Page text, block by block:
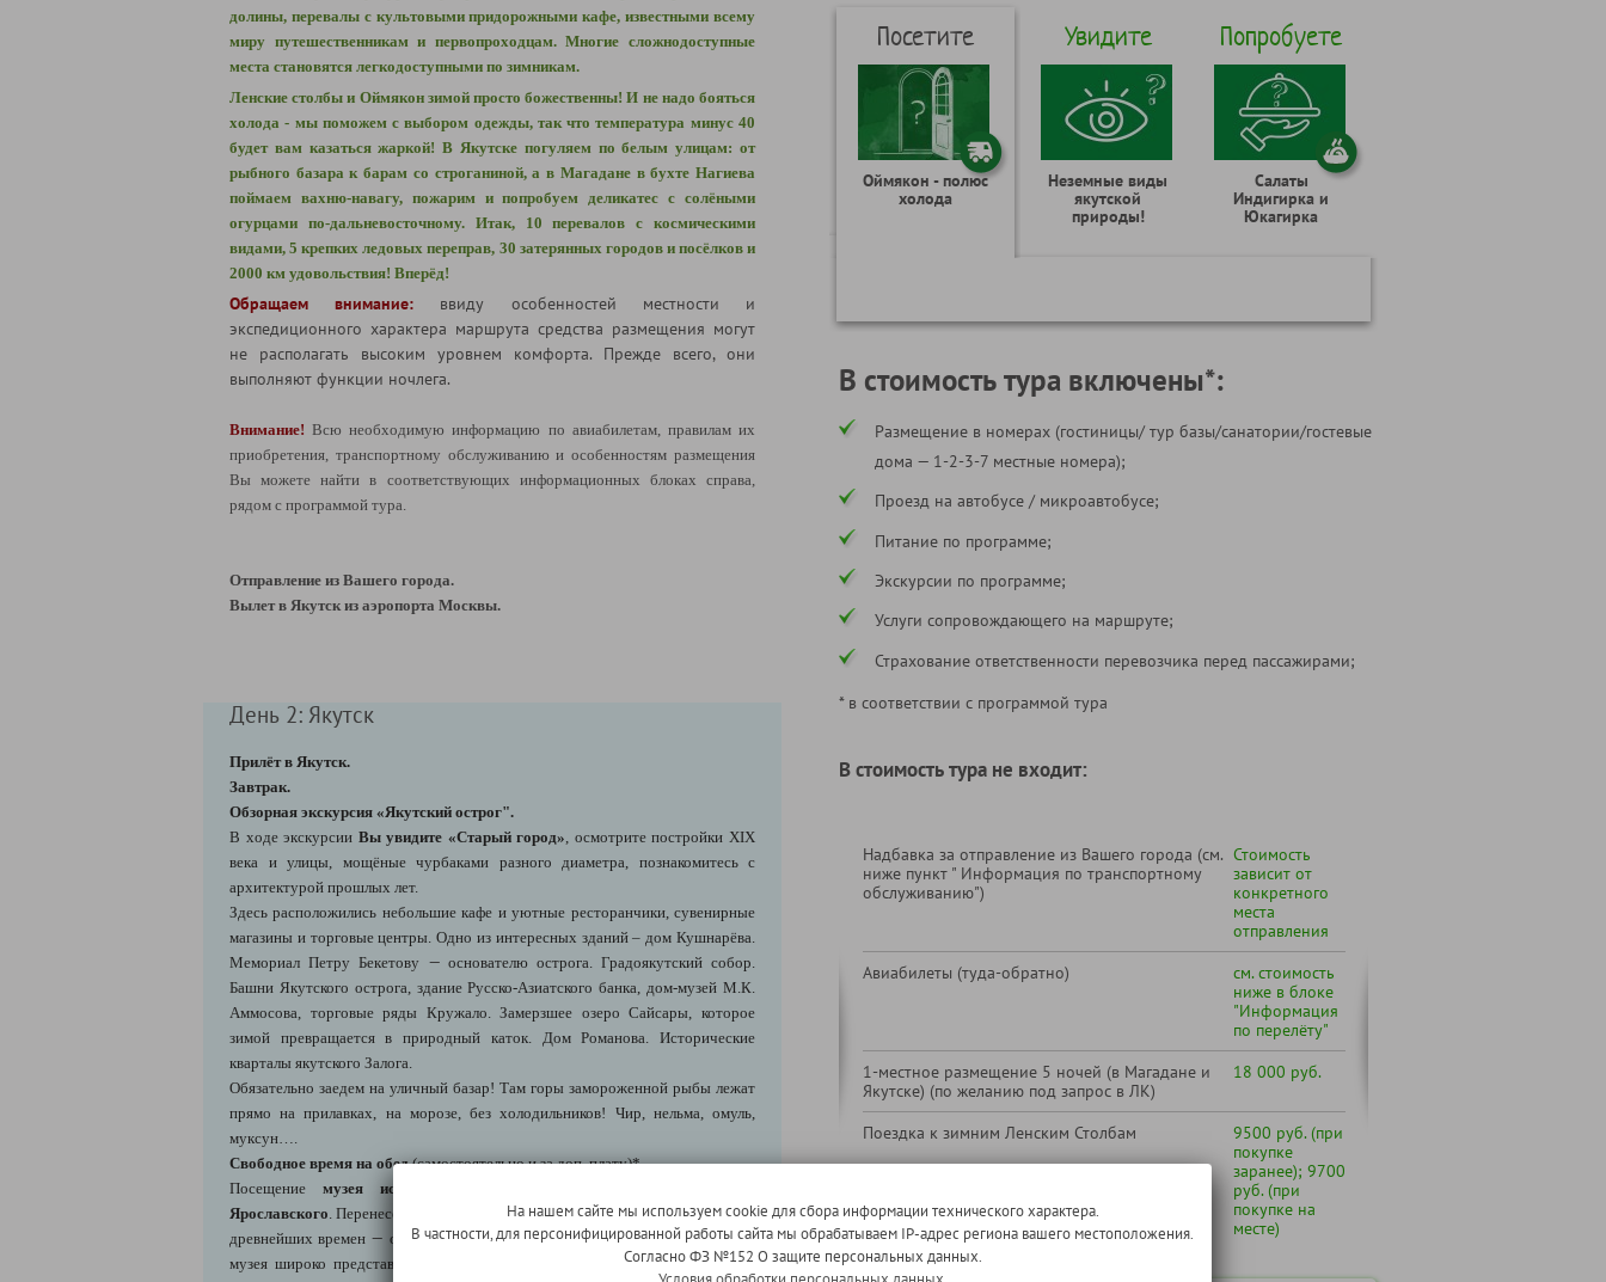
долины, перевалы с культовыми придорожными кафе, известными всему
миру путешественникам и первопроходцам. Многие сложнодоступные
места становятся легкодоступными по зимникам.
Ленские столбы и Оймякон зимой просто божественны! И не надо бояться
холода - мы поможем с выбором одежды, так что температура минус 40
будет вам казаться жаркой! В Якутске погуляем по белым улицам: от
рыбного базара к барам со строганиной, а в Магадане в бухте Нагиева
поймаем вахню-навагу, пожарим и попробуем деликатес с солёными
огурцами по-дальневосточному. Итак, 10 перевалов с космическими
видами, 5 крепких ледовых переправ, 30 затерянных городов и посёлков и
2000 км удовольствия! Вперёд!
Обращаем внимание: ввиду особенностей местности и
экспедиционного характера маршрута средства размещения могут
не располагать высоким уровнем комфорта. Прежде всего, они
выполняют функции ночлега.
Внимание! Всю необходимую информацию по авиабилетам, правилам их
приобретения, транспортному обслуживанию и особенностям размещения
Вы можете найти в соответствующих информационных блоках справа,
рядом с программой тура.
Отправление из Вашего города.
Вылет в Якутск из аэропорта Москвы.
День 2: Якутск
Прилёт в Якутск.
Завтрак.
Обзорная экскурсия «Якутский острог".
В ходе экскурсии Вы увидите «Старый город» , осмотрите постройки XIX
века и улицы, мощёные чурбаками разного диаметра, познакомитесь с
архитектурой прошлых лет.
Здесь расположились небольшие кафе и уютные ресторанчики, сувенирные
магазины и торговые центры. Одно из интересных зданий – дом Кушнарёва.
Мемориал Петру Бекетову — основателю острога. Градоякутский собор.
Башни Якутского острога, здание Русско-Азиатского банка, дом-музей М.К.
Аммосова, торговые ряды Кружало. Замерзшее озеро Сайсары, которое
зимой превращается в природный каток. Дом Романова. Исторические
кварталы якутского Залога.
Обязательно заедем на уличный базар! Там горы замороженной рыбы лежат
прямо на прилавках, на морозе, без холодильников! Чир, нельма, омуль,
муксун….
Свободное время на обед(самостоятельно и за доп. плату)*
Посещение музея истории и культуры народов севера им. Е.
Ярославского . Перенесемся вглубь веков, чтобы узнать об истории Якутии с
древнейших времен — от эпохи палеолита до современности. В экспозиции
музея широко представлена природа края, животный и растительный мир
Посетите
Оймякон - полюс
холода
Увидите
Неземные виды
якутской
природы!
Попробуете
Салаты
Индигирка и
Юкагирка
В стоимость тура включены*:
Размещение в номерах (гостиницы/ тур базы/санатории/гостевые
дома — 1-2-3-7 местные номера);
Проезд на автобусе / микроавтобусе;
Питание по программе;
Экскурсии по программе;
Услуги сопровождающего на маршруте;
Страхование ответственности перевозчика перед пассажирами;
* в соответствии с программой тура
В стоимость тура не входит:
Надбавка за отправление из Вашего города (см.
ниже пункт " Информация по транспортному
обслуживанию")
Стоимость
зависит от
конкретного
места
отправления
Авиабилеты (туда-обратно)
см. стоимость
ниже в блоке
"Информация
по перелёту"
1-местное размещение 5 ночей (в Магадане и
Якутске) (по желанию под запрос в ЛК)
18 000 руб.
Поездка к зимним Ленским Столбам
9500 руб. (при
покупке
заранее); 9700
руб. (при
покупке на
месте)
На нашем сайте мы используем cookie для сбора информации технического характера.
В частности, для персонифицированной работы сайта мы обрабатываем IP-адрес региона вашего местоположения.
Согласно ФЗ №152 О защите персональных данных.